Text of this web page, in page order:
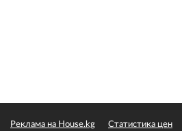
Реклама на House.kg Статистика цен